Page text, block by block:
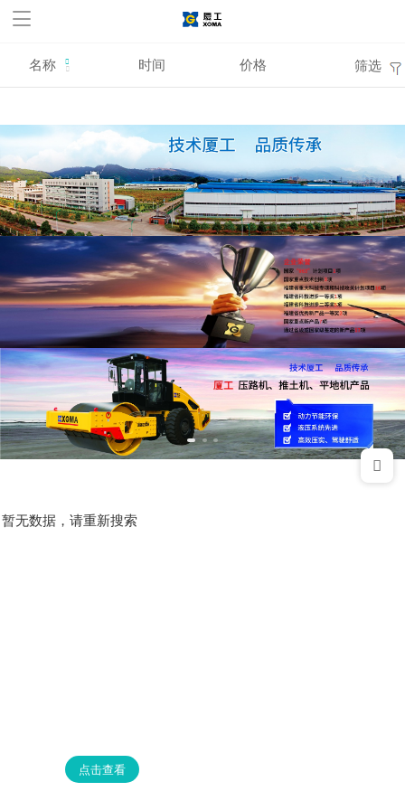
华体会官方网站,华体会
huatihui(中国)
名称 时间 价格 筛选
暂无数据，请重新搜索
点击查看